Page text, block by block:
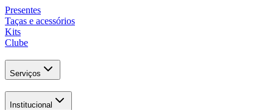
Presentes
Taças e acessórios
Kits
Clube
Serviços
Institucional